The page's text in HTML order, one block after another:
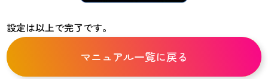
設定は以上で完了です。
マニュアル一覧に戻る